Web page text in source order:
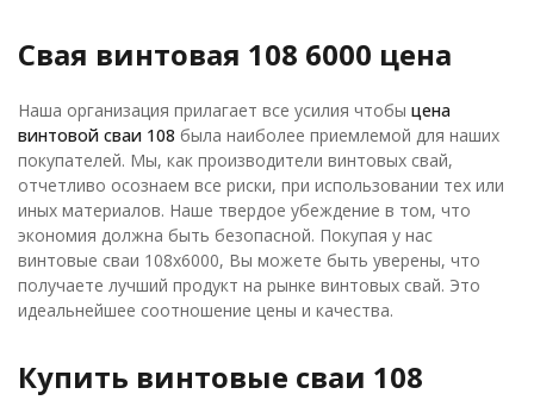
Свая винтовая 108 6000 цена
Наша организация прилагает все усилия чтобы цена
винтовой сваи 108 была наиболее приемлемой для наших
покупателей. Мы, как производители винтовых свай,
отчетливо осознаем все риски, при использовании тех или
иных материалов. Наше твердое убеждение в том, что
экономия должна быть безопасной. Покупая у нас
винтовые сваи 108х6000, Вы можете быть уверены, что
получаете лучший продукт на рынке винтовых свай. Это
идеальнейшее соотношение цены и качества.
Купить винтовые сваи 108